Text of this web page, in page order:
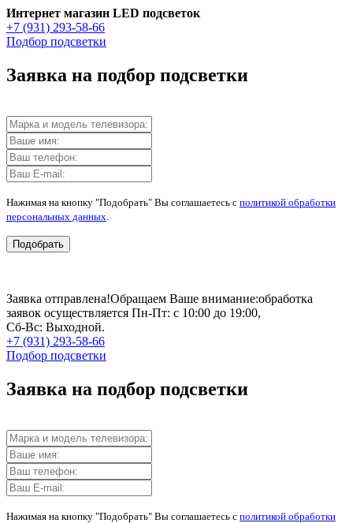
Интернет магазин LED подсветок
+7 (931) 293-58-66
Подбор подсветки
Заявка на подбор подсветки
Нажимая на кнопку "Подобрать" Вы соглашаетесь с политикой обработки
персональных данных
Подобрать
Заявка отправлена!Обращаем Ваше внимание:обработка
заявок осуществляется Пн-Пт: с 10:00 до 19:00,
Сб-Вс: Выходной.
+7 (931) 293-58-66
Подбор подсветки
Заявка на подбор подсветки
Нажимая на кнопку "Подобрать" Вы соглашаетесь с политикой обработки